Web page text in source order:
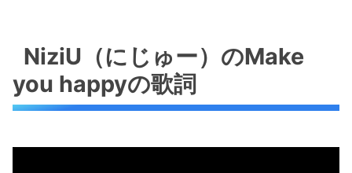
NiziU（にじゅー）のMake
you happyの歌詞